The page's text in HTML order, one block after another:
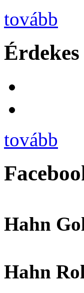
tovább
tovább
Hahn
Hahn